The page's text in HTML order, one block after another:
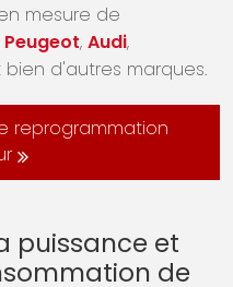
mesure de
Peugeot, Audi,
bien d'autres marques.
reprogrammation
puissance et
de